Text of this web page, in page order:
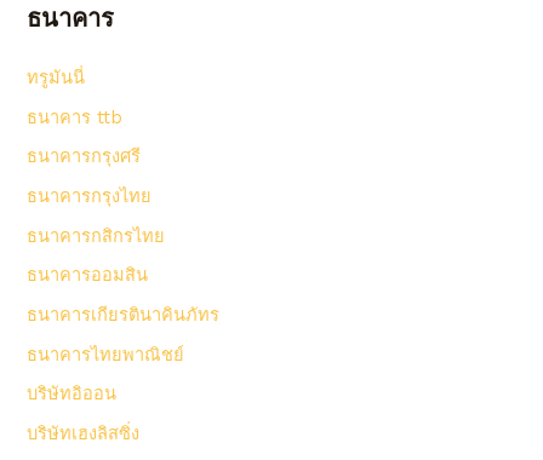
ธนาคาร
ทรูมันนี่
ธนาคาร ttb
ธนาคารกรุงศรี
ธนาคารกรุงไทย
ธนาคารกสิกรไทย
ธนาคารออมสิน
ธนาคารเกียรตินาคินภัทร
ธนาคารไทยพาณิชย์
บริษัทอิออน
บริษัทเฮงลิสซิ่ง